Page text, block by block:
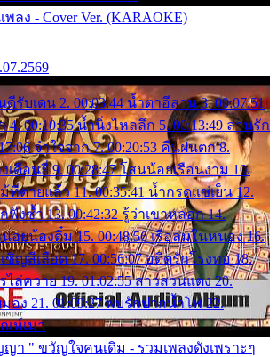
ง - Cover Ver. (KARAOKE)
ดีรับเดน 2. 00:03:44 น้ำตาอีสาน 3. 00:07:51
4. 00:10:35 น้ำนิ่งไหลลึก 5. 00:13:49 ลานรัก
จำใจจาก 7. 00:20:53 คืนฝนตก 8.
เดือนยี่ 9. 00:28:47 โสนน้อยเรือนงาม 10.
ที่ตายแล้ว 11. 00:35:41 น้ำกรดแช่เย็น 12.
ฟังซ้ำ 13. 00:42:32 รู้ว่าเขาหลอก 14.
น่อยน้องติ๋ม 15. 00:48:56 เรือล่มในหนอง 16.
ชิญสีเลือด 17. 00:56:07 อดีตรักโรงทอ 18.
ไล่ควาย 19. 01:02:55 สาวสวนแตง 20.
มอง 21. 01:09:27 พบรักปากน้ำโพ 22.
ณห์เมา
า " ขวัญใจคนเดิม - รวมเพลงดังเพราะๆ